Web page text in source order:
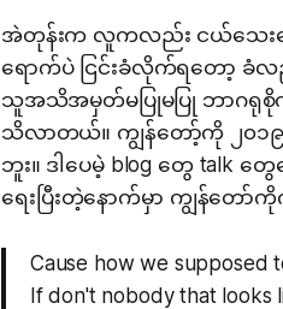
အဲတုန်းက လူကလည်း ငယ်သေးတေ
ရောက်ပဲ ငြင်းခံလိုက်ရတော့ ခံ
သူအသိအမှတ်မပြုမပြု ဘာဂ
သိလာတယ်။ ကျွန်တော့်ကို ၂၀၁၉
ဘူး။ ဒါပေမဲ့ blog တွေ talk တွ
ရေးပြီးတဲ့နောက်မှာ ကျွန်တေ
Cause how we supposed
If don't nobody that looks